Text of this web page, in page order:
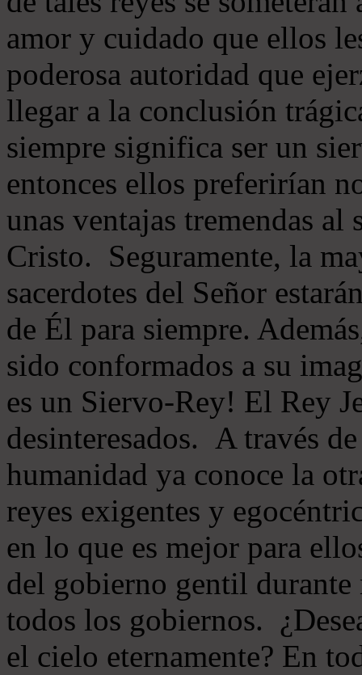
amor y cuidado que ellos
poderosa autoridad que
llegar a la conclusión
siempre significa ser un
entonces ellos preferirían
unas ventajas tremendas
Cristo. Seguramente, la
sacerdotes del Señor
de Él para siempre.
sido conformados a su
es un Siervo-Rey! El Rey
desinteresados. A través
humanidad ya conoce la
reyes exigentes y
en lo que es mejor para
del gobierno gentil
todos los gobiernos.
el cielo eternamente? En